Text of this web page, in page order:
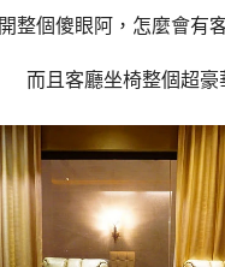
整個傻眼阿，怎麼會有
而且客廳坐椅整個超豪